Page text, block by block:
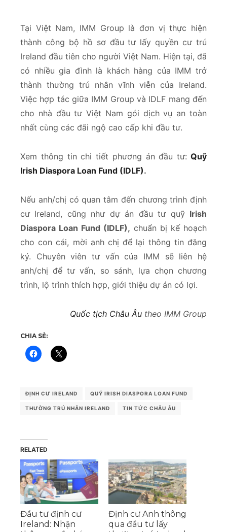
Tại Việt Nam, IMM Group là đơn vị thực hiện
thành công bộ hồ sơ đầu tư lấy quyền cư trú
Ireland đầu tiên cho người Việt Nam. Hiện tại, đã
có nhiều gia đình là khách hàng của IMM trở
thành thường trú nhân vĩnh viễn của Ireland.
Việc hợp tác giữa IMM Group và IDLF mang đến
cho nhà đầu tư Việt Nam gói dịch vụ an toàn
nhất cùng các đãi ngộ cao cấp khi đầu tư.
Xem thông tin chi tiết phương án đầu tư: Quỹ
Irish Diaspora Loan Fund (IDLF).
Nếu anh/chị có quan tâm đến chương trình định
cư Ireland, cũng như dự án đầu tư quỹ Irish
Diaspora Loan Fund (IDLF), chuẩn bị kế hoạch
cho con cái, mời anh chị để lại thông tin đăng
ký. Chuyên viên tư vấn của IMM sẽ liên hệ
anh/chị để tư vấn, so sánh, lựa chọn chương
trình, lộ trình thích hợp, giới thiệu dự án có lợi.
Quốc tịch Châu Âu theo IMM Group
CHIA SẺ:
ĐỊNH CƯ IRELAND QUỸ IRISH DIASPORA LOAN FUND
THƯỜNG TRÚ NHÂN IRELAND TIN TỨC CHÂU ÂU
RELATED
Đầu tư định cư
Ireland: Nhận
Định cư Anh thông
qua đầu tư lấy